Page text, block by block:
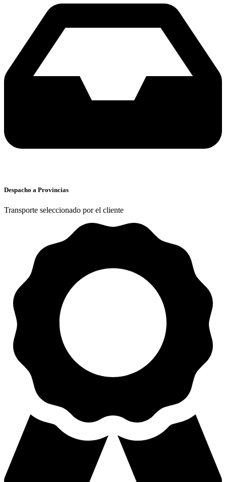
Despacho a Provincias
Transporte seleccionado por el cliente